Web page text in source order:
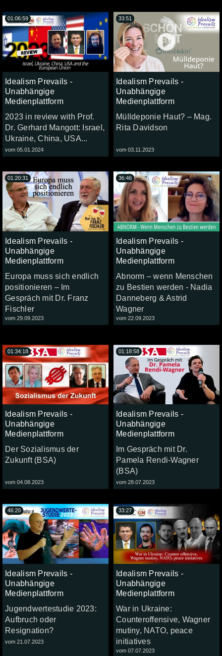
Idealism Prevails -
Unabhängige
Medienplattform
2023 in review with Prof.
Dr. Gerhard Mangott: Israel,
Ukraine, China, USA...
vom 05.01.2024
01:06:59
Idealism Prevails -
Unabhängige
Medienplattform
Mülldeponie Haut? – Mag.
Rita Davidson
vom 03.11.2023
33:51
Idealism Prevails -
Unabhängige
Medienplattform
Europa muss sich endlich
positionieren – Im
Gespräch mit Dr. Franz
Fischler
vom 29.09.2023
01:20:31
Idealism Prevails -
Unabhängige
Medienplattform
Abnorm – wenn Menschen
zu Bestien werden - Nadia
Danneberg & Astrid
Wagner
vom 22.09.2023
36:46
Idealism Prevails -
Unabhängige
Medienplattform
Der Sozialismus der
Zukunft (BSA)
vom 04.08.2023
01:34:18
Idealism Prevails -
Unabhängige
Medienplattform
Im Gespräch mit Dr.
Pamela Rendi-Wagner
(BSA)
vom 28.07.2023
01:18:58
Idealism Prevails -
Unabhängige
Medienplattform
Jugendwertestudie 2023:
Aufbruch oder
Resignation?
vom 21.07.2023
46:20
Idealism Prevails -
Unabhängige
Medienplattform
War in Ukraine:
Counteroffensive, Wagner
mutiny, NATO, peace
initiatives
vom 07.07.2023
33:27